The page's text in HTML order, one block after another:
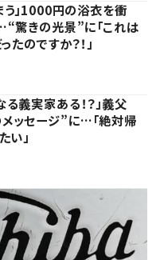
う」1000円の浴衣を衝
驚きの光景”に「これは
たのですか？！」
る義実家ある！？」義父
ッセージ”に…「絶対帰
い」